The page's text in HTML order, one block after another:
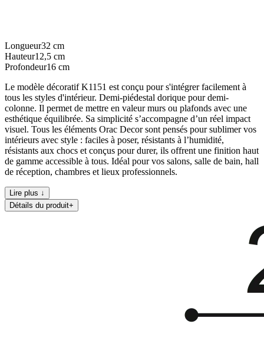
Longueur32 cm
Hauteur12,5 cm
Profondeur16 cm
Le modèle décoratif K1151 est conçu pour s'intégrer facilement à
tous les styles d'intérieur. Demi-piédestal dorique pour demi-
colonne. Il permet de mettre en valeur murs ou plafonds avec une
esthétique équilibrée. Sa simplicité s’accompagne d’un réel impact
visuel. Tous les éléments Orac Decor sont pensés pour sublimer vos
intérieurs avec style : faciles à poser, résistants à l’humidité,
résistants aux chocs et conçus pour durer, ils offrent une finition haut
de gamme accessible à tous. Idéal pour vos salons, salle de bain, hall
de réception, chambres et lieux professionnels.
Lire plus ↓
Détails du produit+